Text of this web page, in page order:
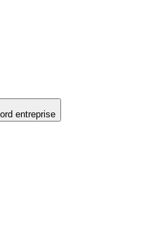
entreprise